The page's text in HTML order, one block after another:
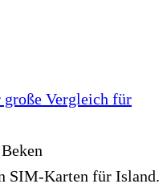
Vergleich für
SIM-Karten für Island.